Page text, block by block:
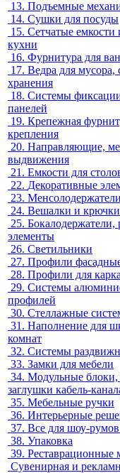
13. Подъемные
14. Сушки для посуды
15. Сетчатые
кухни
16. Фурнитура для
17. Ведра для мусора,
хранения
18. Системы
панелей
19. Крепежная
крепления
20. Направляющие,
выдвижения
21. Емкости для
22. Декоративные
23. Менсолодержатели
24. Вешалки и
25.
элементы
26. Светильники
27. Профили
28. Профили для
29. Системы
профилей
30. Стеллажные
31. Наполнение для
комнат
32. Системы
33. Замки для мебели
34. Модульные блоки,
заглушки кабель-
35. Мебельные ручки
36. Интерьерные
37. Все для шоу-
38. Упаковка
39. Реставрационные
Сувенирная и